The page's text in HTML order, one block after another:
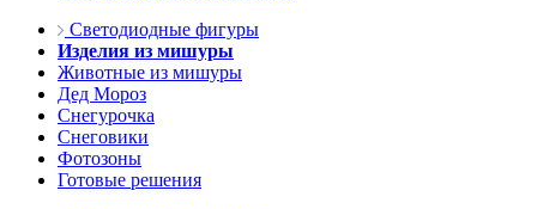
Светодиодные фигуры
Изделия из мишуры
Животные из мишуры
Дед Мороз
Снегурочка
Снеговики
Фотозоны
Готовые решения